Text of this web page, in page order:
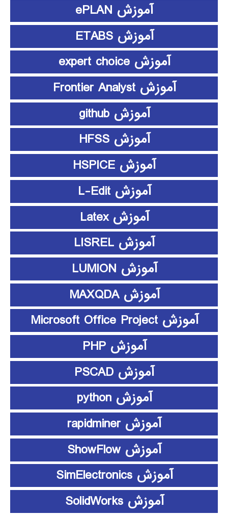
آموزش ePLAN
آموزش ETABS
آموزش expert choice
آموزش Frontier Analyst
آموزش github
آموزش HFSS
آموزش HSPICE
آموزش L-Edit
آموزش Latex
آموزش LISREL
آموزش LUMION
آموزش MAXQDA
آموزش Microsoft Office Project
آموزش PHP
آموزش PSCAD
آموزش python
آموزش rapidminer
آموزش ShowFlow
آموزش SimElectronics
آموزش SolidWorks